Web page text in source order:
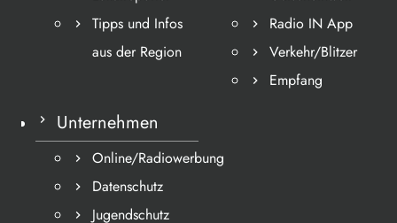
Tipps und Infos
aus der Region
Radio IN App
Verkehr/Blitzer
Empfang
Unternehmen
Online/Radiowerbung
Datenschutz
Jugendschutz